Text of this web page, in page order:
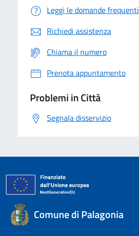
Leggi le domande frequenti
Richiedi assistenza
Chiama il numero
Prenota appuntamento
Problemi in Città
Segnala disservizio
Comune di Palagonia